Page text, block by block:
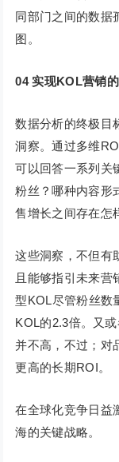
同部门之间的数据
图。
04 实现KOL营销
数据分析的终极目
洞察。通过多维
可以回答一系列关
粉丝？哪种内容形
售增长之间存在怎
这些洞察，不但有
且能够指引未来营
型KOL尽管粉丝数
KOL的2.3倍。又
并不高，不过；对
更高的长期ROI。
在全球化竞争日益
海的关键战略。